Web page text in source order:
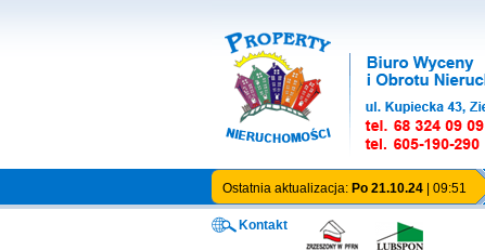
Kontakt
Ostatnia aktualizacja: Po 21.10.24| 09:51